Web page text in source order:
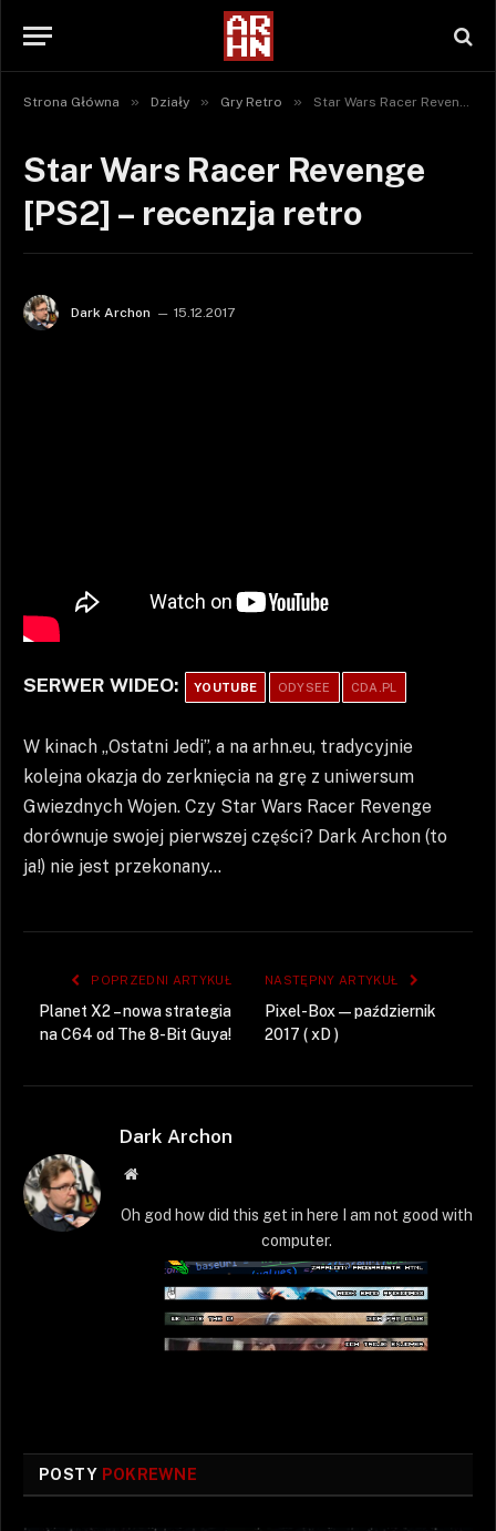
Strona Główna » Działy » Gry Retro » Star Wars Racer Revenge [PS2] – recenzja retro
Star Wars Racer Revenge
[PS2] – recenzja retro
Dark Archon 15.12.2017
SERWER WIDEO: YOUTUBE ODYSEE CDA.PL
W kinach „Ostatni Jedi”, a na arhn.eu, tradycyjnie
kolejna okazja do zerknięcia na grę z uniwersum
Gwiezdnych Wojen. Czy Star Wars Racer Revenge
dorównuje swojej pierwszej części? Dark Archon (to
ja!) nie jest przekonany…
POPRZEDNI ARTYKUŁ
Planet X2 – nowa strategia
na C64 od The 8-Bit Guya!
NASTĘPNY ARTYKUŁ
Pixel-Box — październik
2017 ( xD )
Dark Archon
Strona
Oh god how did this get in here I am not good with
computer.
POSTY POKREWNE